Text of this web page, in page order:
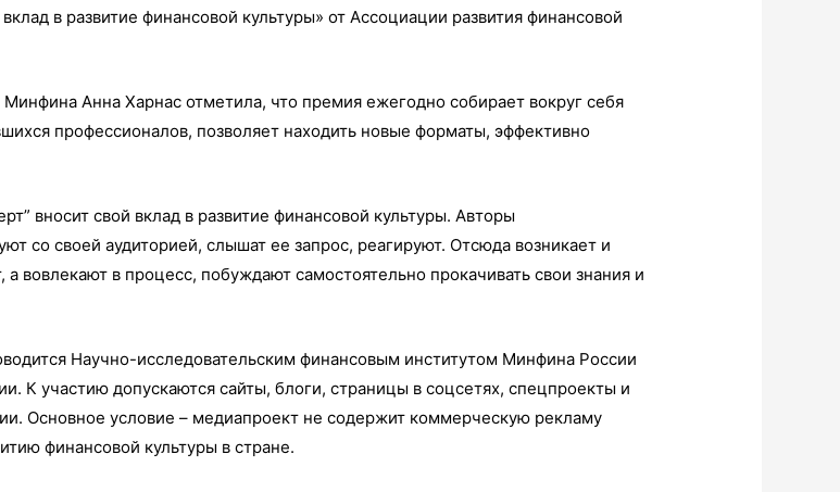
в развитие финансовой культуры» от Ассоциации развития финансовой
Анна Харнас отметила, что премия ежегодно собирает вокруг себя
профессионалов, позволяет находить новые форматы, эффективно
вносит свой вклад в развитие финансовой культуры. Авторы
со своей аудиторией, слышат ее запрос, реагируют. Отсюда возникает и
вовлекают в процесс, побуждают самостоятельно прокачивать свои знания и
Научно-исследовательским финансовым институтом Минфина России
К участию допускаются сайты, блоги, страницы в соцсетях, спецпроекты и
Основное условие – медиапроект не содержит коммерческую рекламу
финансовой культуры в стране.